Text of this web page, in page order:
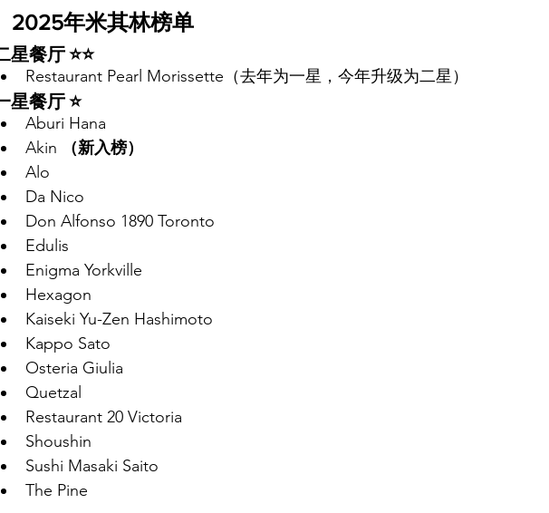
2025年米其林榜单
星餐厅 ⭐⭐
Restaurant Pearl Morissette（去年为一星，今年升级为二星）
星餐厅 ⭐
Aburi Hana
Akin
（新入榜）
Alo
Da Nico
Don Alfonso 1890 Toronto
Edulis
Enigma Yorkville
Hexagon
Kaiseki Yu-Zen Hashimoto
Kappo Sato
Osteria Giulia
Quetzal
Restaurant 20 Victoria
Shoushin
Sushi Masaki Saito
The Pine